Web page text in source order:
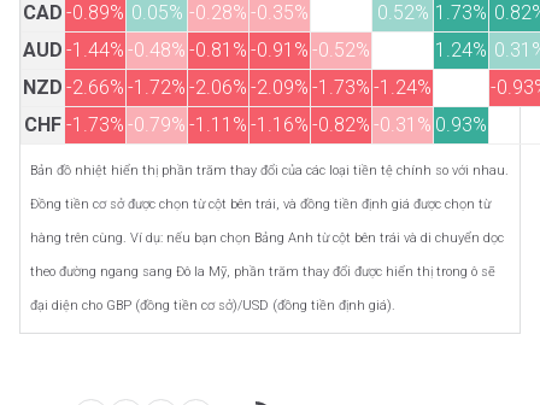
CAD -0.89% 0.05% -0.28% -0.35% 0.52% 1.73%
AUD -1.44% -0.48% -0.81% -0.91% -0.52% 1.24%
NZD -2.66% -1.72% -2.06% -2.09% -1.73% -1.24%
-
CHF -1.73% -0.79% -1.11% -1.16% -0.82% -0.31% 0.93%
Bản đồ nhiệt hiển thị phần trăm thay đổi của các loại tiền tệ chính so với nhau.
Đồng tiền cơ sở được chọn từ cột bên trái, và đồng tiền định giá được chọn từ
hàng trên cùng. Ví dụ: nếu bạn chọn Bảng Anh từ cột bên trái và di chuyển dọc
theo đường ngang sang Đô la Mỹ, phần trăm thay đổi được hiển thị trong ô sẽ
đại diện cho GBP (đồng tiền cơ sở)/USD (đồng tiền định giá).